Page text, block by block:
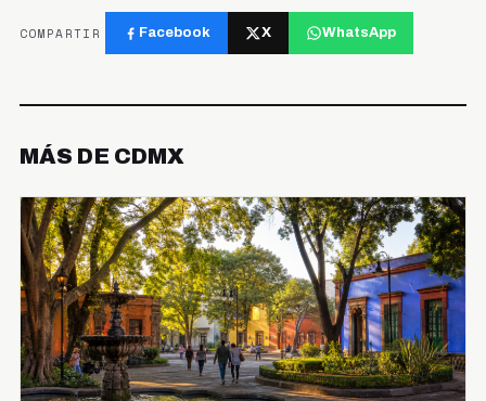
COMPARTIR Facebook X WhatsApp
MÁS DE CDMX